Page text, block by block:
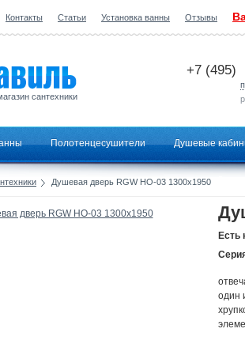
Контакты Статьи Установка ванны Отзывы
сантехники
+7 (495)
Полотенцесушители Душевые
Душевая дверь RGW HO-03 1300x1950
Есть
один